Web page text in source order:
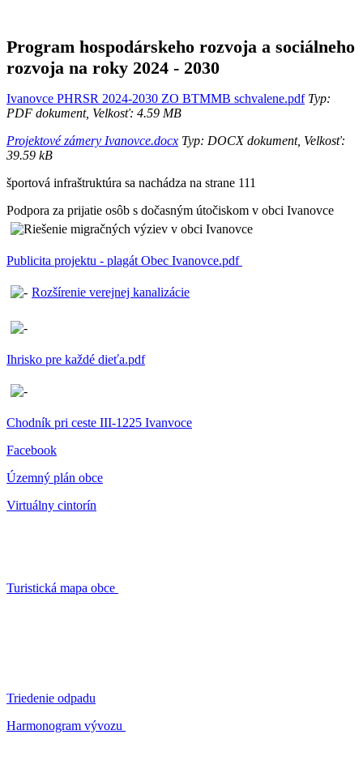
Program hospodárskeho rozvoja a sociálneho
rozvoja na roky 2024 - 2030
Ivanovce PHRSR 2024-2030 ZO BTMMB schvalene.pdfTyp:
PDF dokument, Velkosť: 4.59 MB
Projektové zámery Ivanovce.docx Typ: DOCX dokument, Velkosť:
39.59 kB
športová infraštruktúra sa nachádza na strane 111
Podpora za prijatie osôb s dočasným útočiskom v obci Ivanovce
Publicita projektu - plagát Obec Ivanovce.pdf
Rozšírenie verejnej kanalizácie
Ihrisko pre každé dieťa.pdf
Chodník pri ceste III-1225 Ivanvoce
Facebook
Územný plán obce
Virtuálny cintorín
Turistická mapa obce
Triedenie odpadu
Harmonogram vývozu